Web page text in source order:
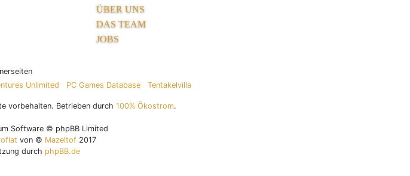
ÜBER UNS
DAS TEAM
JOBS
Unlimited PC Games Database Tentakelvilla
vorbehalten. Betrieben durch 100% Ökostrom.
Software © phpBB Limited
von © Mazeltof2017
durch phpBB.de